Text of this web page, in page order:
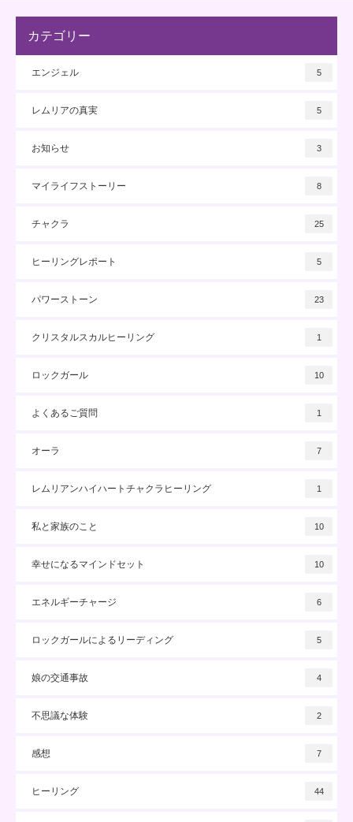
カテゴリー
エンジェル 5
レムリアの真実 5
お知らせ 3
マイライフストーリー 8
チャクラ 25
ヒーリングレポート 5
パワーストーン 23
クリスタルスカルヒーリング 1
ロックガール 10
よくあるご質問 1
オーラ 7
レムリアンハイハートチャクラヒーリング 1
私と家族のこと 10
幸せになるマインドセット 10
エネルギーチャージ 6
ロックガールによるリーディング 5
娘の交通事故 4
不思議な体験 2
感想 7
ヒーリング 44